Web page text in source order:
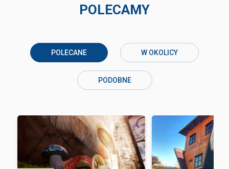
POLECAMY
POLECANE W OKOLICY
PODOBNE